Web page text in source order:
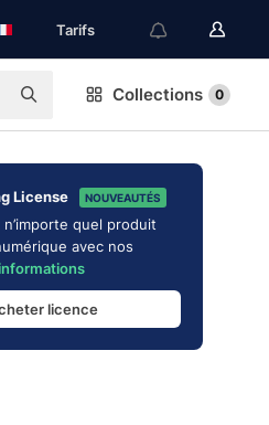
Tarifs
Collections 0
License NOUVEAUTÉS
quel produit
avec nos
licence